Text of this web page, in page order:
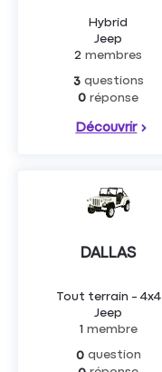
Hybrid
Jeep
2 membres
3 questions
0 réponse
Découvrir
DALLAS
Tout terrain - 4x4
Jeep
1 membre
0 question